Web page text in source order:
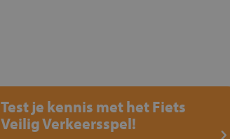
Test je kennis met het Fiets
Veilig Verkeersspel!